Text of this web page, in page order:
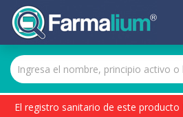
El registro sanitario de este